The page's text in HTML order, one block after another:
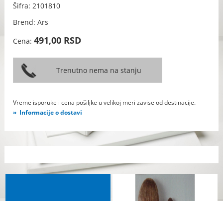
Šifra: 2101810
Brend: Ars
Cena:491,00 RSD
Vreme isporuke i cena pošiljke u velikoj meri zavise od destinacije.
Informacije o dostavi